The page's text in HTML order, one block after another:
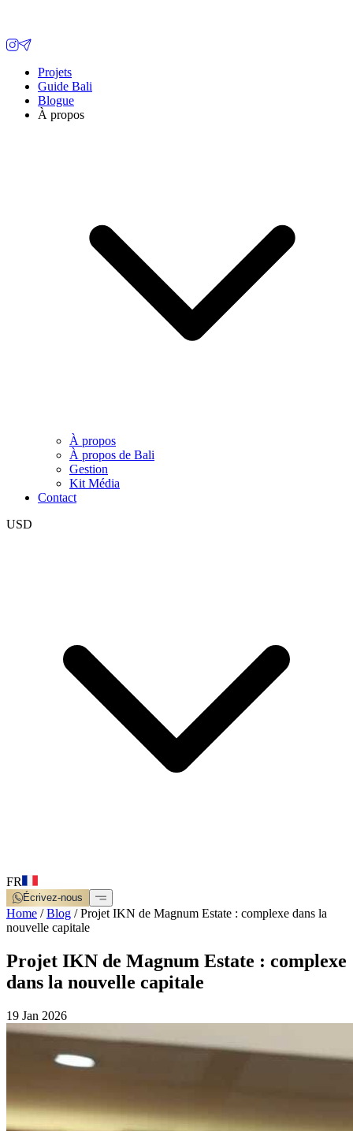
Projets
Guide Bali
Blogue
À propos
À propos
À propos de Bali
Gestion
Kit Média
Contact
USD
FR
Écrivez-nous
Home /Blog /Projet IKN de Magnum Estate : complexe dans la
nouvelle capitale
Projet IKN de Magnum Estate : complexe
dans la nouvelle capitale
19 Jan 2026